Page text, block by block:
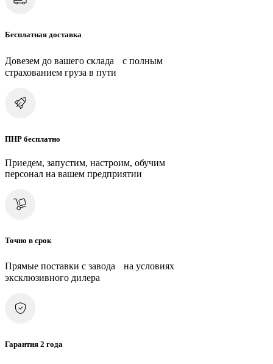
Бесплатная доставка
Довезем до вашего склада с полным
страхованием груза в пути
ПНР бесплатно
Приедем, запустим, настроим, обучим
персонал на вашем предприятии
Точно в срок
Прямые поставки с завода на условиях
эксклюзивного дилера
Гарантия 2 года